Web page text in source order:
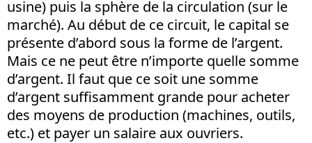
usine) puis la sphère de la circulation (sur le
marché). Au début de ce circuit, le capital se
présente d’abord sous la forme de l’argent.
Mais ce ne peut être n’importe quelle somme
d’argent. Il faut que ce soit une somme
d’argent suffisamment grande pour acheter
des moyens de production (machines, outils,
etc.) et payer un salaire aux ouvriers.